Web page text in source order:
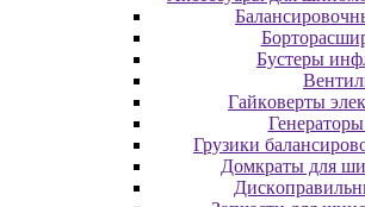
Буcтepы
Гaйкoвepты
Генераторы
Грузики
Дoмкpaты для